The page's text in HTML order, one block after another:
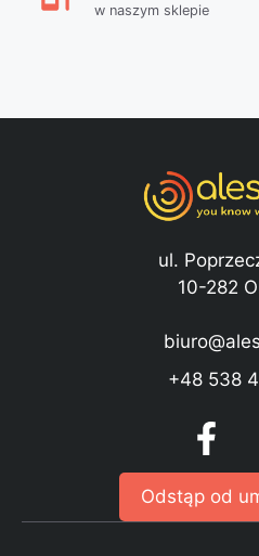
w naszym sklepie
ul.
10-282
+48 538
Odstąp od